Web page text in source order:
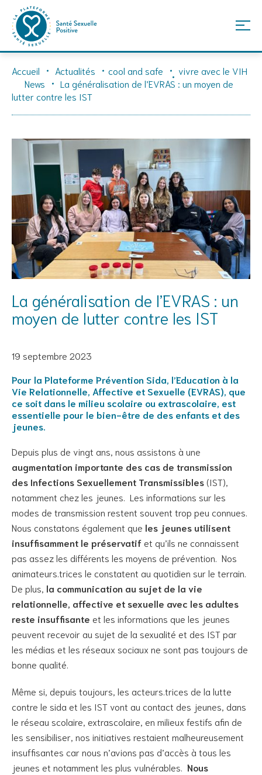
content
Accueil Actualités cool and safe
vivre avec le VIH
News
La généralisation de l’EVRAS : un moyen de
lutter contre les IST
La généralisation de l’EVRAS : un
moyen de lutter contre les IST
19 septembre 2023
Pour la Plateforme Prévention Sida, l’Education à la
Vie Relationnelle, Affective et Sexuelle (EVRAS), que
ce soit dans le milieu scolaire ou extrascolaire, est
essentielle pour le bien-être de des enfants et des
jeunes.
Depuis plus de vingt ans, nous assistons à une
augmentation importante des cas de transmission
des Infections Sexuellement Transmissibles(IST),
notamment chez les jeunes. Les informations sur les
modes de transmission restent souvent trop peu connues.
Nous constatons également que les jeunes utilisent
insuffisamment le préservatif et qu’ils ne connaissent
pas assez les différents les moyens de prévention. Nos
animateurs.trices le constatent au quotidien sur le terrain.
De plus, la communication au sujet de la vie
relationnelle, affective et sexuelle avec les adultes
reste insuffisante et les informations que les jeunes
peuvent recevoir au sujet de la sexualité et des IST par
les médias et les réseaux sociaux ne sont pas toujours de
bonne qualité.
Même si, depuis toujours, les acteurs.trices de la lutte
contre le sida et les IST vont au contact des jeunes, dans
le réseau scolaire, extrascolaire, en milieux festifs afin de
les sensibiliser, nos initiatives restaient malheureusement
insuffisantes car nous n’avions pas d’accès à tous les
jeunes et notamment les plus vulnérables. Nous